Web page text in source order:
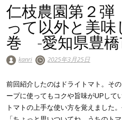
仁枝農園第２弾
って以外と美味
巻 -愛知県豊橋
kanri 2025年3月25日
前回紹介したのはドライトマト。そ
ープに使ってもコクや旨味がUPして
トマトの上手な使い方を覚えました